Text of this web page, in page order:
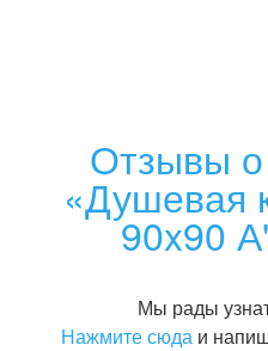
Отзывы о
«Душевая
90x90
Мы рады
Нажмите сюда и